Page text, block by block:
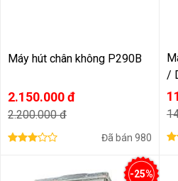
Máy hút chân không P290B
2.150.000 đ
2.200.000 đ
Đã bán 980
/
-25%